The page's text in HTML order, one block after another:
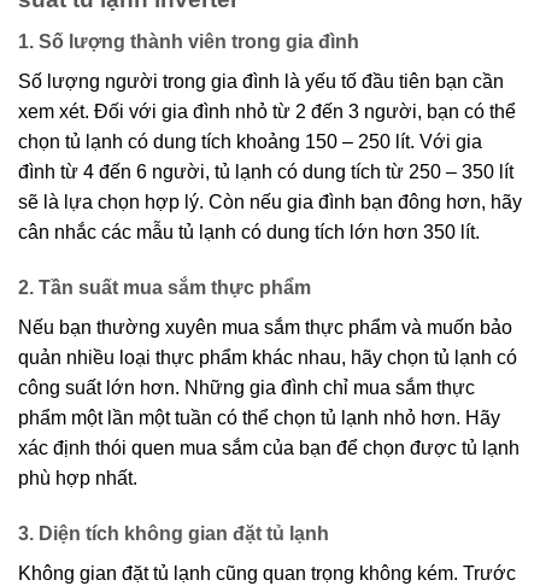
1. Số lượng thành viên trong gia đình
Số lượng người trong gia đình là yếu tố đầu tiên bạn cần
xem xét. Đối với gia đình nhỏ từ 2 đến 3 người, bạn có thể
chọn tủ lạnh có dung tích khoảng 150 – 250 lít. Với gia
đình từ 4 đến 6 người, tủ lạnh có dung tích từ 250 – 350 lít
sẽ là lựa chọn hợp lý. Còn nếu gia đình bạn đông hơn, hãy
cân nhắc các mẫu tủ lạnh có dung tích lớn hơn 350 lít.
2. Tần suất mua sắm thực phẩm
Nếu bạn thường xuyên mua sắm thực phẩm và muốn bảo
quản nhiều loại thực phẩm khác nhau, hãy chọn tủ lạnh có
công suất lớn hơn. Những gia đình chỉ mua sắm thực
phẩm một lần một tuần có thể chọn tủ lạnh nhỏ hơn. Hãy
xác định thói quen mua sắm của bạn để chọn được tủ lạnh
phù hợp nhất.
3. Diện tích không gian đặt tủ lạnh
Không gian đặt tủ lạnh cũng quan trọng không kém. Trước